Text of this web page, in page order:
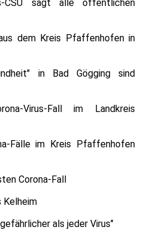
CSU sagt alle öffentlichen
dem Kreis Pfaffenhofen in
in Bad Gögging sind
Virus-Fall im Landkreis
Fälle im Kreis Pfaffenhofen
Corona-Fall
Kelheim
als jeder Virus"